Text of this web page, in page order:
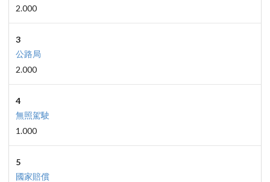
2.000
3
公路局
2.000
4
無照駕駛
1.000
5
國家賠償